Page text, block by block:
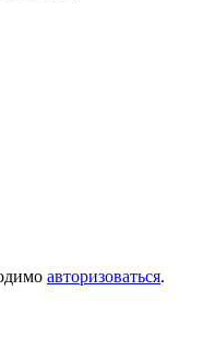
авторизоваться.